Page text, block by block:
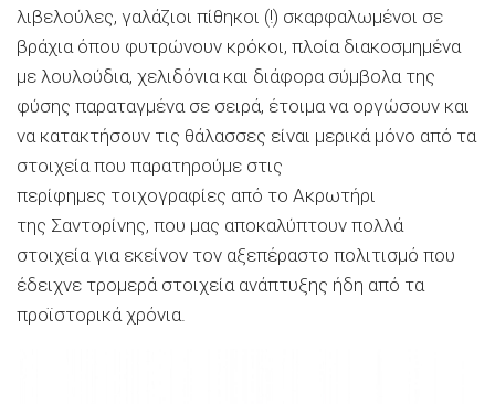
λιβελούλες, γαλάζιοι πίθηκοι (!) σκαρφαλωμένοι σε
βράχια όπου φυτρώνουν κρόκοι, πλοία διακοσμημένα
με λουλούδια, χελιδόνια και διάφορα σύμβολα της
φύσης παραταγμένα σε σειρά, έτοιμα να οργώσουν και
να κατακτήσουν τις θάλασσες είναι μερικά μόνο από τα
στοιχεία που παρατηρούμε στις
περίφημες τοιχογραφίες από το Ακρωτήρι
της Σαντορίνης, που μας αποκαλύπτουν πολλά
στοιχεία για εκείνον τον αξεπέραστο πολιτισμό που
έδειχνε τρομερά στοιχεία ανάπτυξης ήδη από τα
προϊστορικά χρόνια.